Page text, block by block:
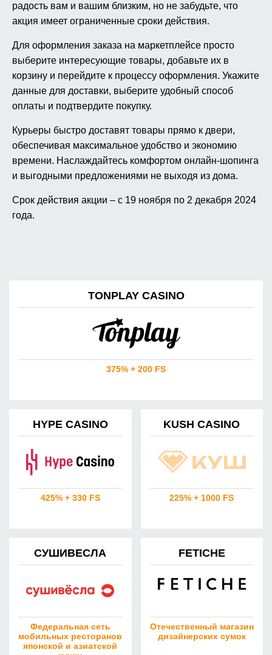
радость вам и вашим близким, но не забудьте, что
акция имеет ограниченные сроки действия.
Для оформления заказа на маркетплейсе просто
выберите интересующие товары, добавьте их в
корзину и перейдите к процессу оформления. Укажите
данные для доставки, выберите удобный способ
оплаты и подтвердите покупку.
Курьеры быстро доставят товары прямо к двери,
обеспечивая максимальное удобство и экономию
времени. Наслаждайтесь комфортом онлайн-шопинга
и выгодными предложениями не выходя из дома.
Срок действия акции – с 19 ноября по 2 декабря 2024
года.
TONPLAY CASINO
375% + 200 FS
HYPE CASINO
425% + 330 FS
KUSH CASINO
225% + 1000 FS
СУШИВЕСЛА
Федеральная сеть
мобильных ресторанов
японской и азиатской
FETICHE
Отечественный магазин
дизайнерских сумок